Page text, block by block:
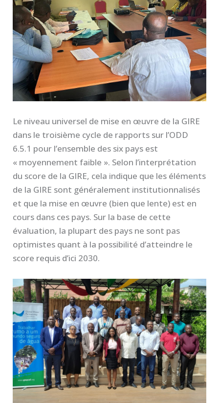
Le niveau universel de mise en œuvre de la GIRE
dans le troisième cycle de rapports sur l’ODD
6.5.1 pour l’ensemble des six pays est
« moyennement faible ». Selon l’interprétation
du score de la GIRE, cela indique que les éléments
de la GIRE sont généralement institutionnalisés
et que la mise en œuvre (bien que lente) est en
cours dans ces pays. Sur la base de cette
évaluation, la plupart des pays ne sont pas
optimistes quant à la possibilité d’atteindre le
score requis d’ici 2030.